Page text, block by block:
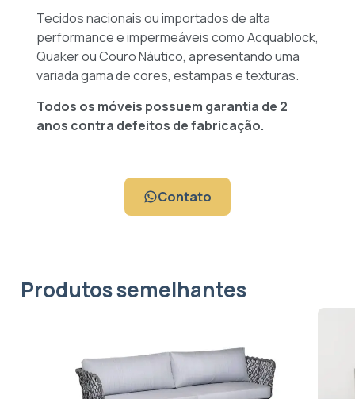
Tecidos nacionais ou importados de alta
performance e impermeáveis como Acquablock,
Quaker ou Couro Náutico, apresentando uma
variada gama de cores, estampas e texturas.
Todos os móveis possuem garantia de 2
anos contra defeitos de fabricação.
Contato
Produtos semelhantes